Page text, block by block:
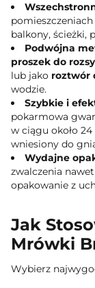
balkony, ścieżki,
Podwójna
proszek do
lub jako roztwór
wodzie.
Szybkie i
pokarmowa
w ciągu około
wniesiony do
Wydajne
zwalczenia nawet
opakowanie z
Jak
Mrówki
Wybierz